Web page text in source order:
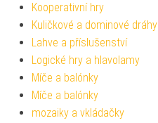
Kooperativní hry
Kuličkové a dominové dráhy
Lahve a příslušenství
Logické hry a hlavolamy
Míče a balónky
Míče a balónky
mozaiky a vkládačky